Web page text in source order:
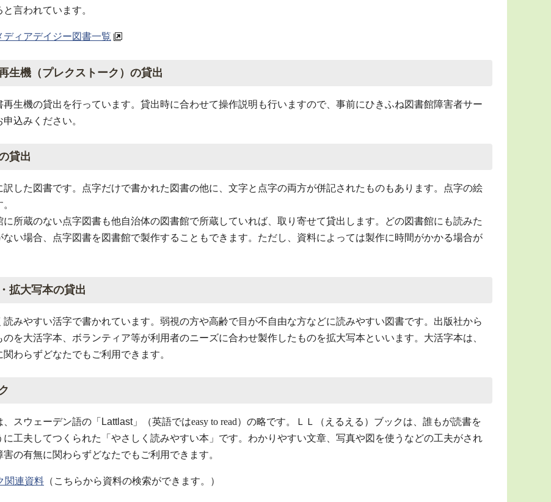
言われています。
ディアデイジー図書一覧
生機（プレクストーク）の貸出
再生機の貸出を行っています。貸出時に合わせて操作説明も行いますので、事前にひきふね図書館障害者サー
込みください。
貸出
訳した図書です。点字だけで書かれた図書の他に、文字と点字の両方が併記されたものもあります。点字の絵
に所蔵のない点字図書も他自治体の図書館で所蔵していれば、取り寄せて貸出します。どの図書館にも読みた
ない場合、点字図書を図書館で製作することもできます。ただし、資料によっては製作に時間がかかる場合が
拡大写本の貸出
読みやすい活字で書かれています。弱視の方や高齢で目が不自由な方などに読みやすい図書です。出版社から
のを大活字本、ボランティア等が利用者のニーズに合わせ製作したものを拡大写本といいます。大活字本は、
わらずどなたでもご利用できます。
、スウェーデン語の「 Lattlast」（英語ではeasy to read）の略です。ＬＬ（えるえる）ブックは、誰もが読書を
に工夫してつくられた「やさしく読みやすい本」です。わかりやすい文章、写真や図を使うなどの工夫がされ
害の有無に関わらずどなたでもご利用できます。
関連資料 （こちらから資料の検索ができます。）